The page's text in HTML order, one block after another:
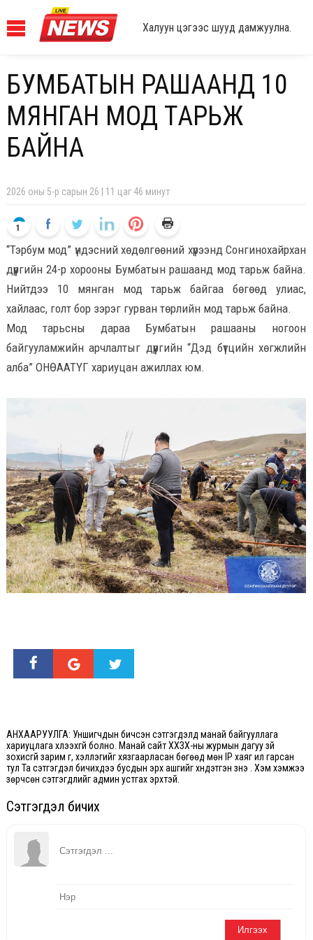
Халуун цэгээс шууд дамжуулна.
БУМБАТЫН РАШААНД 10
МЯНГАН МОД ТАРЬЖ
БАЙНА
2026 оны 5-р сарын 26 | 11 цаг 46 минут
1
“Тэрбум мод” үндэсний хөдөлгөөний хүрээнд Сонгинохайрхан
дүүргийн 24-р хорооны Бумбатын рашаанд мод тарьж байна.
Нийтдээ 10 мянган мод тарьж байгаа бөгөөд улиас,
хайлаас, голт бор зэрэг гурван төрлийн мод тарьж байна.
Мод тарьсны дараа Бумбатын рашааны ногоон
байгууламжийн арчлалтыг дүүргийн “Дэд бүтцийн хөгжлийн
алба” ОНӨААТҮГ хариуцан ажиллах юм.
АНХААРУУЛГА: Уншигчдын бичсэн сэтгэгдэлд манай байгууллага
хариуцлага хүлээхгүй болно. Манай сайт ХХЗХ-ны журмын дагуу зүй
зохисгүй зарим үг, хэллэгийг хязгаарласан бөгөөд мөн IP хаяг ил гарсан
тул Та сэтгэгдэл бичихдээ бусдын эрх ашгийг хүндэтгэн үзнэ үү. Хэм хэмжээ
зөрчсөн сэтгэгдлийг админ устгах эрхтэй.
Сэтгэгдэл бичих